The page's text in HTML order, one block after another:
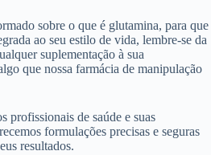
sobre o que é glutamina, para que
ao seu estilo de vida, lembre-se da
suplementação à sua
que nossa farmácia de manipulação
profissionais de saúde e suas
formulações precisas e seguras
resultados.